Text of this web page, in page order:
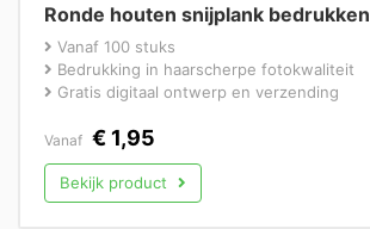
Ronde houten snijplank bedrukken
Vanaf 100 stuks
Bedrukking in haarscherpe fotokwaliteit
Gratis digitaal ontwerp en verzending
Vanaf € 1,95
Bekijk product